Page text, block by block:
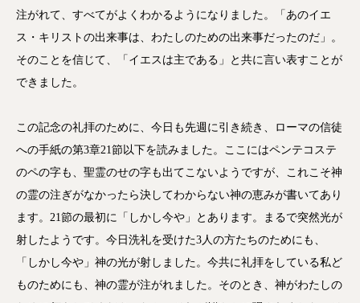
注がれて、すべてがよくわかるようになりました。「あのイエ
ス・キリストの出来事は、わたしのための出来事だったのだ」。
そのことを信じて、「イエスは主である」と共に言い表すことが
できました。
この記念の礼拝のために、今日も先週に引き続き、ローマの信徒
への手紙の第3章21節以下を読みました。ここにはペンテコステ
のペの字も、聖霊のせの字も出てこないようですが、これこそ神
の霊の注ぎがなかったら決してわからない神の恵みが書いてあり
ます。21節の最初に「しかし今や」とあります。まるで突然光が
射したようです。今日洗礼を受けた3人の方たちのためにも、
「しかし今や」神の光が射しました。今共に礼拝をしている私ど
ものためにも、神の霊が注がれました。そのとき、神がわたしの